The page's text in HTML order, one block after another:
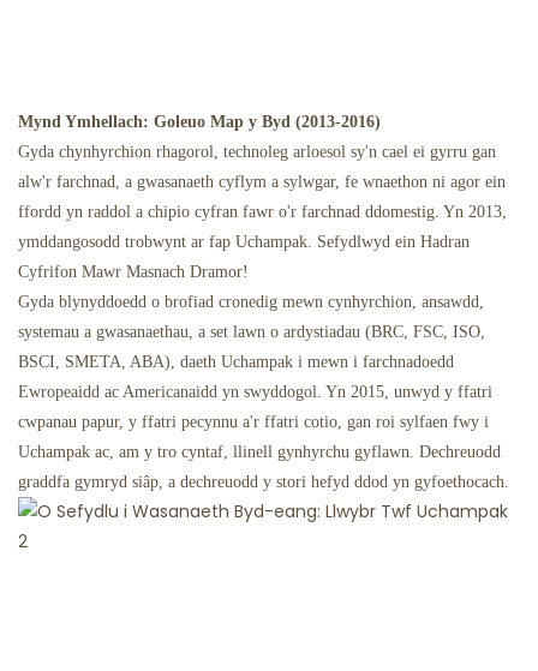
Mynd Ymhellach: Goleuo Map y Byd (2013-2016)
Gyda chynhyrchion rhagorol, technoleg arloesol sy'n cael ei gyrru gan
alw'r farchnad, a gwasanaeth cyflym a sylwgar, fe wnaethon ni agor ein
ffordd yn raddol a chipio cyfran fawr o'r farchnad ddomestig. Yn 2013,
ymddangosodd trobwynt ar fap Uchampak. Sefydlwyd ein Hadran
Cyfrifon Mawr Masnach Dramor!
Gyda blynyddoedd o brofiad cronedig mewn cynhyrchion, ansawdd,
systemau a gwasanaethau, a set lawn o ardystiadau (BRC, FSC, ISO,
BSCI, SMETA, ABA), daeth Uchampak i mewn i farchnadoedd
Ewropeaidd ac Americanaidd yn swyddogol. Yn 2015, unwyd y ffatri
cwpanau papur, y ffatri pecynnu a'r ffatri cotio, gan roi sylfaen fwy i
Uchampak ac, am y tro cyntaf, llinell gynhyrchu gyflawn. Dechreuodd
graddfa gymryd siâp, a dechreuodd y stori hefyd ddod yn gyfoethocach.